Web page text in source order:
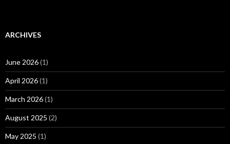
ARCHIVES
June 2026(1)
April 2026(1)
March 2026(1)
August 2025 (2)
May 2025 (1)